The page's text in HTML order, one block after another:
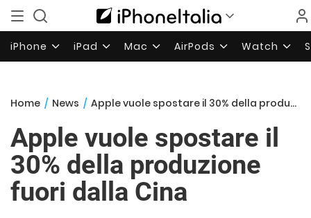
iPhone iPad Mac AirPods Watch
Home / News / Apple vuole spostare il 30% della produzione fuori dalla Cina
Apple vuole spostare il
30% della produzione
fuori dalla Cina